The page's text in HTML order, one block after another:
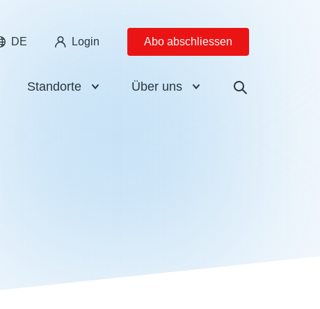
DE Login Abo abschliessen
Standorte Über uns